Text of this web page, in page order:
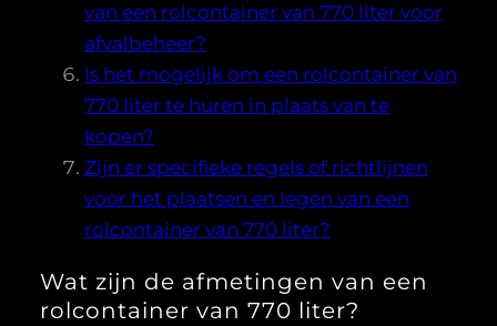
van een rolcontainer van 770 liter voor
afvalbeheer?
Is het mogelijk om een rolcontainer van
770 liter te huren in plaats van te
kopen?
Zijn er specifieke regels of richtlijnen
voor het plaatsen en legen van een
rolcontainer van 770 liter?
Wat zijn de afmetingen van een
rolcontainer van 770 liter?